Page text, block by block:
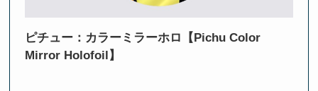
ピチュー：カラーミラーホロ【Pichu Color
Mirror Holofoil】